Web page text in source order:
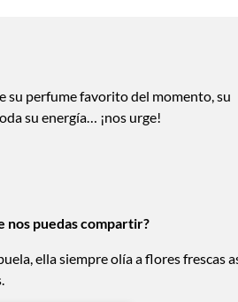
su perfume favorito del momento, su
su energía… ¡nos urge!
nos puedas compartir?
ella siempre olía a flores frescas